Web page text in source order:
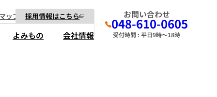
ップ 採用情報はこちら
よみもの 会社情報
お問い合わせ
048-610-0605
受付時間 : 平日9時～18時